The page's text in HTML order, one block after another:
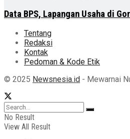
Data BPS, Lapangan Usaha di
Tentang
Redaksi
Kontak
Pedoman & Kode Etik
© 2025 Newsnesia.id - Mewarnai
No Result
View All Result